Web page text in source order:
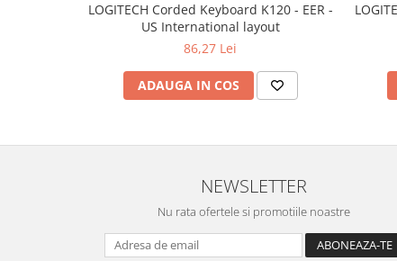
LOGITECH Corded Keyboard K120 - EER -
US International layout
86,27 Lei
ADAUGA IN COS
NEWSLETTER
Nu rata ofertele si promotiile noastre